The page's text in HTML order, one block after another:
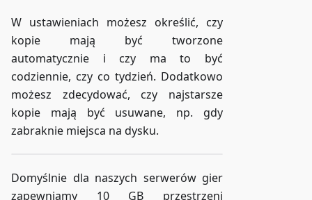
W ustawieniach możesz określić, czy
kopie mają być tworzone
automatycznie i czy ma to być
codziennie, czy co tydzień. Dodatkowo
możesz zdecydować, czy najstarsze
kopie mają być usuwane, np. gdy
zabraknie miejsca na dysku.
Domyślnie dla naszych serwerów gier
zapewniamy 10 GB przestrzeni